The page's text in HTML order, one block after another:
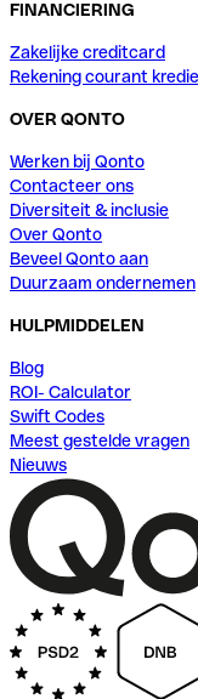
FINANCIERING
Zakelijke creditcard
Rekening courant
OVER QONTO
Werken bij Qonto
Contacteer ons
Diversiteit & inclusie
Over Qonto
Beveel Qonto aan
Duurzaam ondernemen
HULPMIDDELEN
Blog
ROI- Calculator
Swift Codes
Meest gestelde vragen
Nieuws